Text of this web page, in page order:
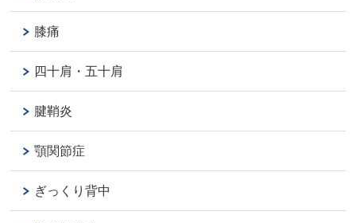
膝痛
四十肩・五十肩
腱鞘炎
顎関節症
ぎっくり背中